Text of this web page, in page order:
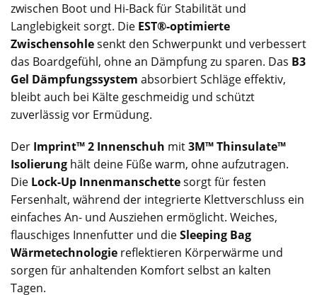
zwischen Boot und Hi-Back für Stabilität und
Langlebigkeit sorgt. Die EST®-optimierte
Zwischensohlesenkt den Schwerpunkt und verbessert
das Boardgefühl, ohne an Dämpfung zu sparen. Das B3
Gel Dämpfungssystem absorbiert Schläge effektiv,
bleibt auch bei Kälte geschmeidig und schützt
zuverlässig vor Ermüdung.
Der Imprint™ 2 Innenschuh mit3M™ Thinsulate™
Isolierung hält deine Füße warm, ohne aufzutragen.
Die Lock-Up Innenmanschettesorgt für festen
Fersenhalt, während der integrierte Klettverschluss ein
einfaches An- und Ausziehen ermöglicht. Weiches,
flauschiges Innenfutter und dieSleeping Bag
Wärmetechnologie reflektieren Körperwärme und
sorgen für anhaltenden Komfort selbst an kalten
Tagen.